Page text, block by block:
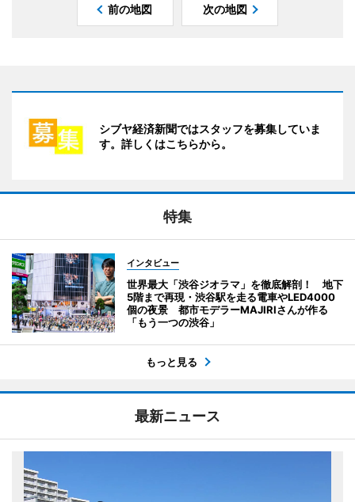
前の地図 次の地図
シブヤ経済新聞ではスタッフを募集していま
す。詳しくはこちらから。
特集
インタビュー
世界最大「渋谷ジオラマ」を徹底解剖！ 地下
5階まで再現・渋谷駅を走る電車やLED4000
個の夜景 都市モデラーMAJIRIさんが作る
「もう一つの渋谷」
もっと見る
最新ニュース